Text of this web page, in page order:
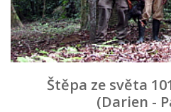
Štěpa ze světa
(Darien -